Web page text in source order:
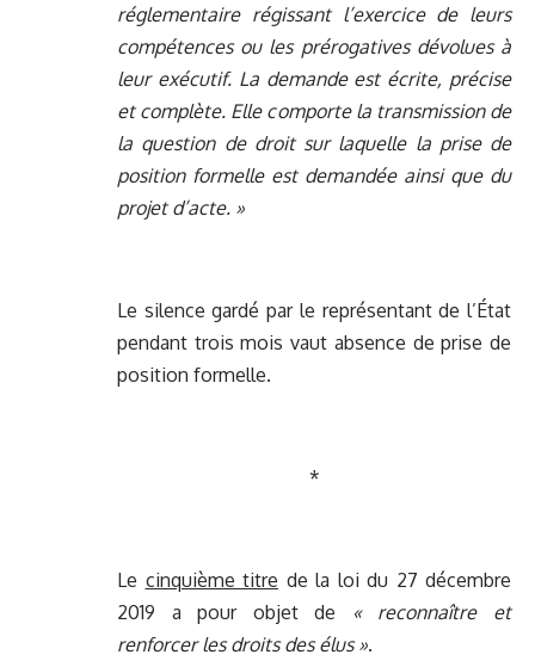
réglementaire régissant l’exercice de leurs
compétences ou les prérogatives dévolues à
leur exécutif. La demande est écrite, précise
et complète. Elle comporte la transmission de
la question de droit sur laquelle la prise de
position formelle est demandée ainsi que du
projet d’acte. »
Le silence gardé par le représentant de l’État
pendant trois mois vaut absence de prise de
position formelle.
*
Le cinquième titre de la loi du 27 décembre
2019 a pour objet de
« reconnaître et
renforcer les droits des élus ».